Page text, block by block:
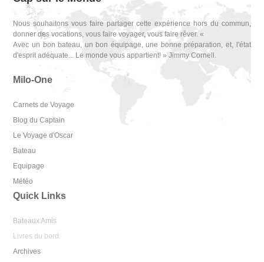
Nous souhaitons vous faire partager cette expérience hors du commun,
donner des vocations, vous faire voyager, vous faire rêver. «
Avec un bon bateau, un bon équipage, une bonne préparation, et, l'état
d'esprit adéquate... Le monde vous appartient! » Jimmy Cornell.
Milo-One
Carnets de Voyage
Blog du Captain
Le Voyage d'Oscar
Bateau
Equipage
Météo
Quick Links
Bateaux Amis
Livres du bord
Archives